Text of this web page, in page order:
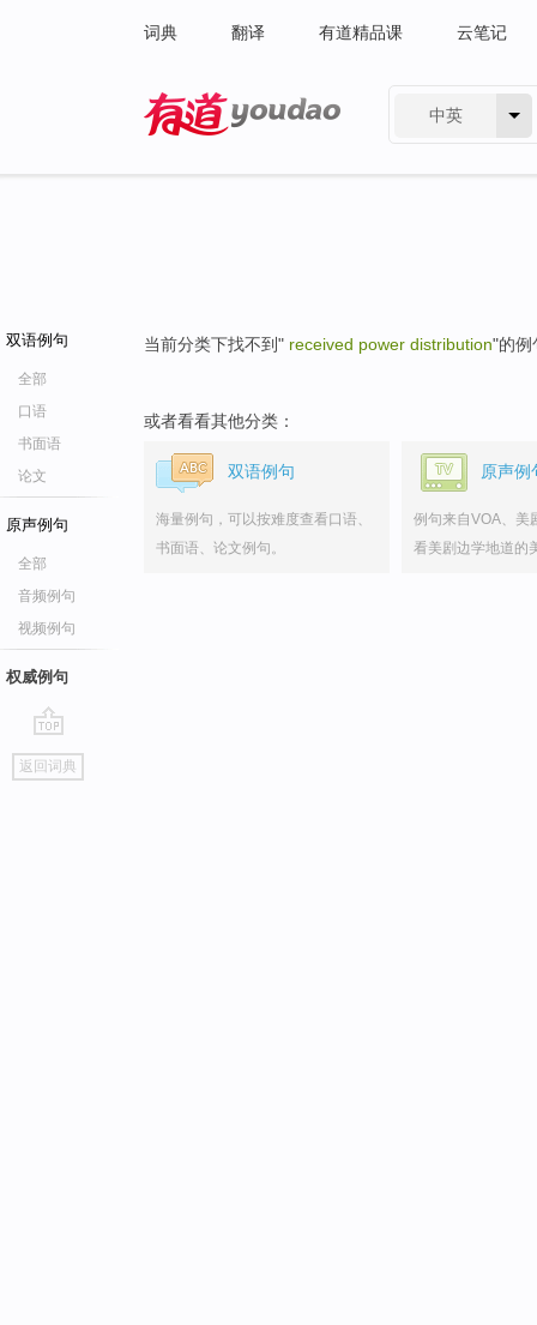
词典 翻译 有道精品课 云笔记
中英
双语例句
全部
口语
书面语
论文
原声例句
全部
音频例句
视频例句
权威例句
go
top
返回词典
当前分类下找不到" received power distribution"的例
或者看看其他分类：
双语例句
海量例句，可以按难度查看口语、
书面语、论文例句。
原声例
例句来自VOA、美
看美剧边学地道的